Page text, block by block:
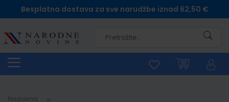
Besplatna dostava za sve narudžbe iznad 62,50 €
Naslovna